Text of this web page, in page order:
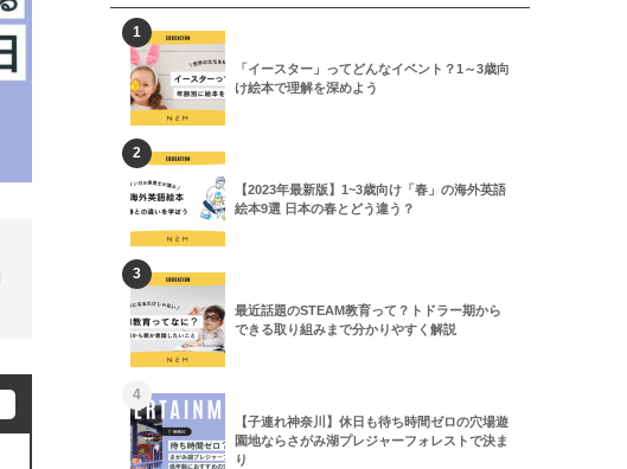
1
「イースター」ってどんなイベント？1～3歳向
け絵本で理解を深めよう
2
【2023年最新版】1~3歳向け「春」の海外英語
絵本9選 日本の春とどう違う？
3
最近話題のSTEAM教育って？トドラー期から
できる取り組みまで分かりやすく解説
4
【子連れ神奈川】休日も待ち時間ゼロの穴場遊
園地ならさがみ湖プレジャーフォレストで決ま
り